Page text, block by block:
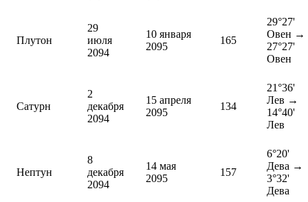
Плутон
29
июля
2094
10 января
2095
165
29°27'
Овен →
27°27'
Овен
Сатурн
2
декабря
2094
15 апреля
2095
134
21°36'
Лев →
14°40'
Лев
Нептун
8
декабря
2094
14 мая
2095
157
6°20'
Дева →
3°32'
Дева